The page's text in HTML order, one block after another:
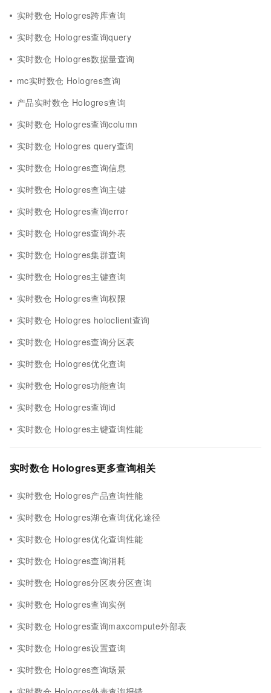
实时数仓 Hologres跨库查询
实时数仓 Hologres查询query
实时数仓 Hologres数据量查询
mc实时数仓 Hologres查询
产品实时数仓 Hologres查询
实时数仓 Hologres查询column
实时数仓 Hologres query查询
实时数仓 Hologres查询信息
实时数仓 Hologres查询主键
实时数仓 Hologres查询error
实时数仓 Hologres查询外表
实时数仓 Hologres集群查询
实时数仓 Hologres主键查询
实时数仓 Hologres查询权限
实时数仓 Hologres holoclient查询
实时数仓 Hologres查询分区表
实时数仓 Hologres优化查询
实时数仓 Hologres功能查询
实时数仓 Hologres查询id
实时数仓 Hologres主键查询性能
实时数仓 Hologres更多查询相关
实时数仓 Hologres产品查询性能
实时数仓 Hologres湖仓查询优化途径
实时数仓 Hologres优化查询性能
实时数仓 Hologres查询消耗
实时数仓 Hologres分区表分区查询
实时数仓 Hologres查询实例
实时数仓 Hologres查询maxcompute外部表
实时数仓 Hologres设置查询
实时数仓 Hologres查询场景